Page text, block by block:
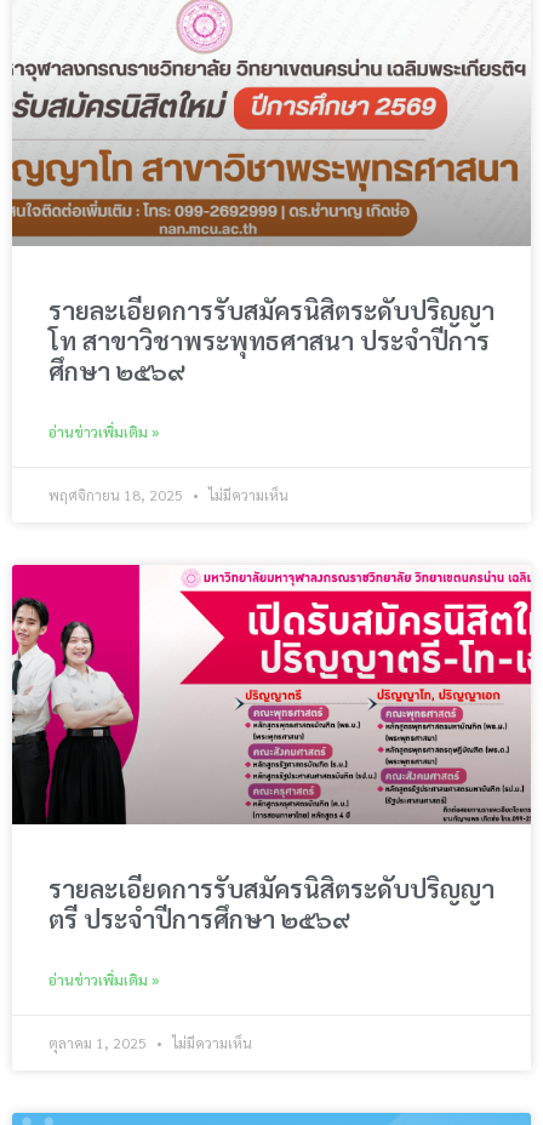
รายละเอียดการรับสมัครนิสิตระดับปริญญา
โท สาขาวิชาพระพุทธศาสนา ประจำปีการ
ศึกษา ๒๕๖๙
อ่านข่าวเพิ่มเติม »
พฤศจิกายน 18, 2025 ไม่มีความเห็น
รายละเอียดการรับสมัครนิสิตระดับปริญญา
ตรี ประจำปีการศึกษา ๒๕๖๙
อ่านข่าวเพิ่มเติม »
ตุลาคม 1, 2025 ไม่มีความเห็น